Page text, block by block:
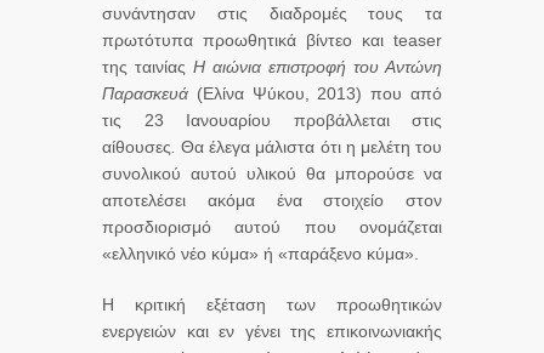
συνάντησαν στις διαδρομές τους τα
πρωτότυπα προωθητικά βίντεο και teaser
της ταινίας Η αιώνια επιστροφή του Αντώνη
Παρασκευά (Ελίνα Ψύκου, 2013) που από
τις 23 Ιανουαρίου προβάλλεται στις
αίθουσες .Θα έλεγα μάλιστα ότι η μελέτη του
συνολικού αυτού υλικού θα μπορούσε να
αποτελέσει ακόμα ένα στοιχείο στον
προσδιορισμό αυτού που ονομάζεται
«ελληνικό νέο κύμα» ή «παράξενο κύμα».
Η κριτική εξέταση των προωθητικών
ενεργειών και εν γένει της επικοινωνιακής